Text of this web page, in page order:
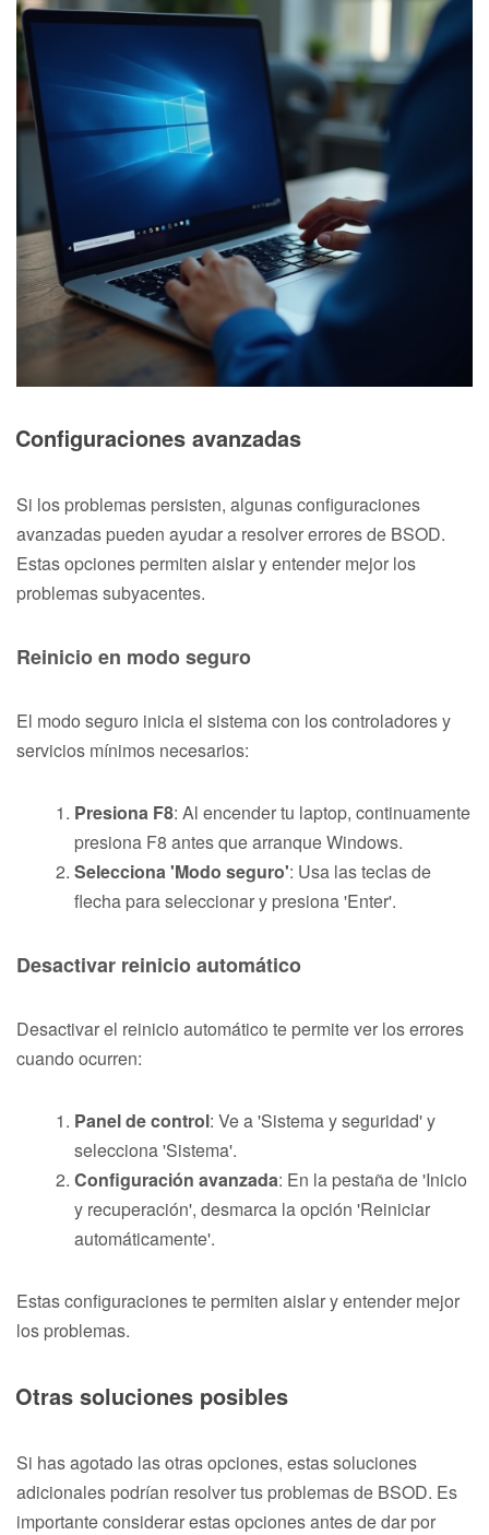
Configuraciones avanzadas
Si los problemas persisten, algunas configuraciones
avanzadas pueden ayudar a resolver errores de BSOD.
Estas opciones permiten aislar y entender mejor los
problemas subyacentes.
Reinicio en modo seguro
El modo seguro inicia el sistema con los controladores y
servicios mínimos necesarios:
Presiona F8: Al encender tu laptop, continuamente
presiona F8 antes que arranque Windows.
Selecciona 'Modo seguro': Usa las teclas de
flecha para seleccionar y presiona 'Enter'.
Desactivar reinicio automático
Desactivar el reinicio automático te permite ver los errores
cuando ocurren:
Panel de control: Ve a 'Sistema y seguridad' y
selecciona 'Sistema'.
Configuración avanzada: En la pestaña de 'Inicio
y recuperación', desmarca la opción 'Reiniciar
automáticamente'.
Estas configuraciones te permiten aislar y entender mejor
los problemas.
Otras soluciones posibles
Si has agotado las otras opciones, estas soluciones
adicionales podrían resolver tus problemas de BSOD. Es
importante considerar estas opciones antes de dar por